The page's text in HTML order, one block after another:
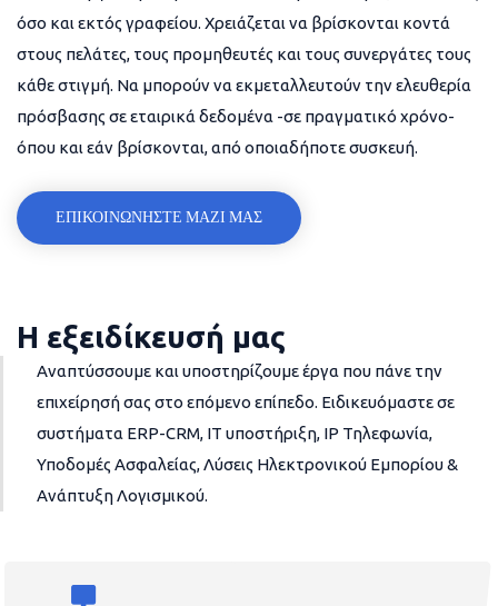
όσο και εκτός γραφείου. Χρειάζεται να βρίσκονται κοντά
στους πελάτες, τους προμηθευτές και τους συνεργάτες τους
κάθε στιγμή. Να μπορούν να εκμεταλλευτούν την ελευθερία
πρόσβασης σε εταιρικά δεδομένα -σε πραγματικό χρόνο-
όπου και εάν βρίσκονται, από οποιαδήποτε συσκευή.
ΕΠΙΚΟΙΝΩΝΗΣΤΕ ΜΑΖΙ ΜΑΣ
Η εξειδίκευσή μας
Αναπτύσσουμε και υποστηρίζουμε έργα που πάνε την
επιχείρησή σας στο επόμενο επίπεδο. Ειδικευόμαστε σε
συστήματα ERP-CRM, IT υποστήριξη, IP Τηλεφωνία,
Υποδομές Ασφαλείας, Λύσεις Ηλεκτρονικού Εμπορίου &
Ανάπτυξη Λογισμικού.